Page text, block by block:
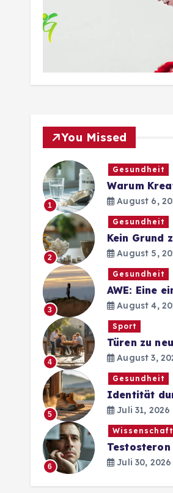
You Missed
1
Gesundheit
Warum
August 6,
2
Gesundheit
Kein Grund
August 5,
3
Gesundheit
AWE: Eine
August 4,
4
Sport
Türen zu
August 3,
5
Gesundheit
Identität
Juli 31, 2026
6
Wissenschaft
Testosteron
Juli 30, 2026